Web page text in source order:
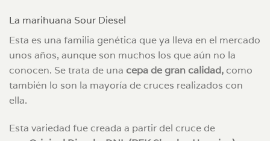
La marihuana Sour Diesel
Esta es una familia genética que ya lleva en el mercado
unos años, aunque son muchos los que aún no la
conocen. Se trata de una cepa de gran calidad,como
también lo son la mayoría de cruces realizados con
ella.
Esta variedad fue creada a partir del cruce de